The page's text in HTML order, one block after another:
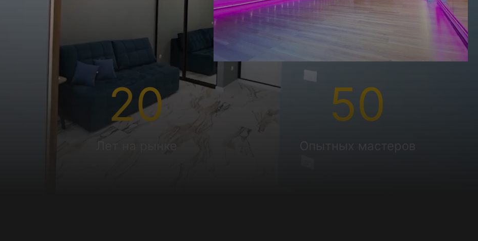
20 50
Опытных мастеров